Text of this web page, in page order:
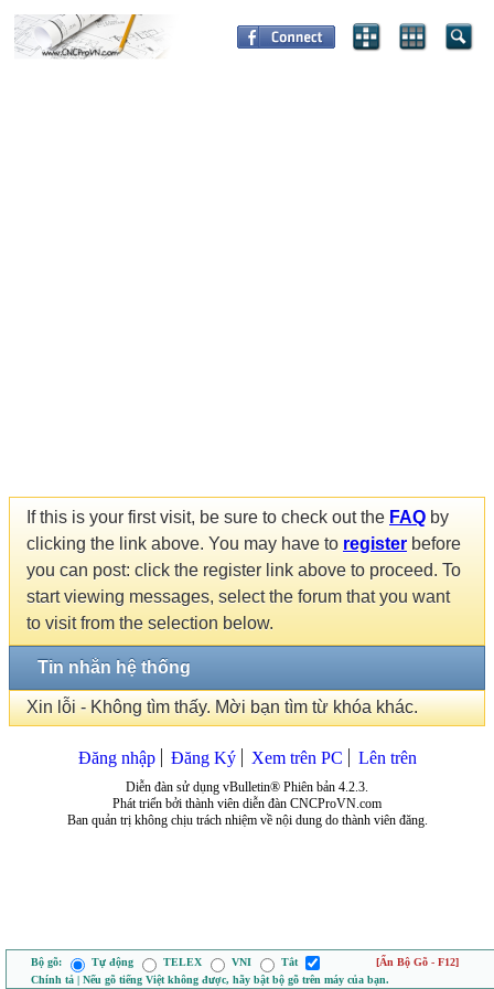
If this is your first visit, be sure to check out the FAQ by
clicking the link above. You may have to register before
you can post: click the register link above to proceed. To
start viewing messages, select the forum that you want
to visit from the selection below.
Tin nhắn hệ thống
Xin lỗi - Không tìm thấy. Mời bạn tìm từ khóa khác.
Đăng nhập Đăng Ký Xem trên PC Lên trên
Diễn đàn sử dụng vBulletin® Phiên bản 4.2.3.
Phát triển bởi thành viên diễn đàn CNCProVN.com
Ban quản trị không chịu trách nhiệm về nội dung do thành viên đăng.
Bộ gõ: Tự động TELEX VNI Tắt
[Ẩn Bộ Gõ - F12]
Chính tả | Nếu gõ tiếng Việt không được, hãy bật bộ gõ trên máy của bạn.